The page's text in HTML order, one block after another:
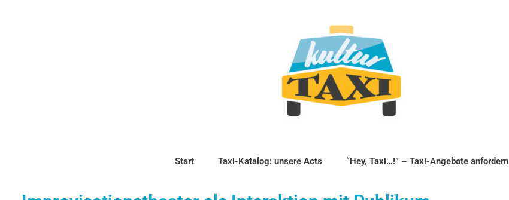
Start Taxi-Katalog: unsere Acts “Hey, Taxi…!” – Taxi-Angebote anfordern